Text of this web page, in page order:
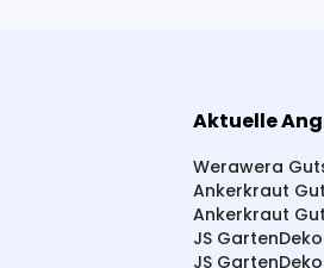
Aktuelle
Werawera
Ankerkraut
Ankerkraut
JS
JS